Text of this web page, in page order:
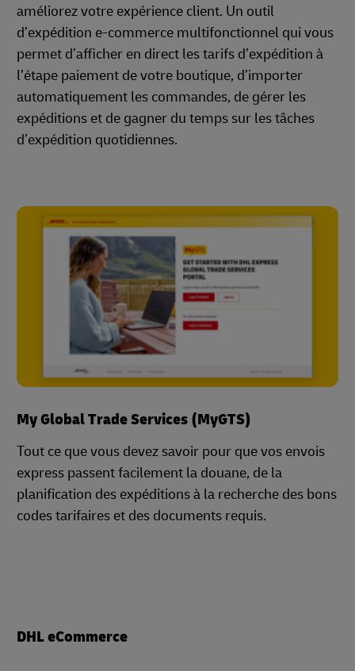
améliorez votre expérience client. Un outil
d’expédition e-commerce multifonctionnel qui vous
permet d’afficher en direct les tarifs d’expédition à
l’étape paiement de votre boutique, d’importer
automatiquement les commandes, de gérer les
expéditions et de gagner du temps sur les tâches
d’expédition quotidiennes.
My Global Trade Services (MyGTS)
Tout ce que vous devez savoir pour que vos envois
express passent facilement la douane, de la
planification des expéditions à la recherche des bons
codes tarifaires et des documents requis.
DHL eCommerce